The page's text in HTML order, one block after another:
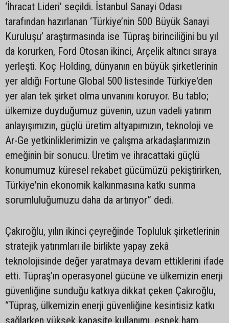
‘İhracat Lideri’ seçildi. İstanbul Sanayi Odası
tarafından hazırlanan ‘Türkiye’nin 500 Büyük Sanayi
Kuruluşu’ araştırmasında ise Tüpraş birinciliğini bu yıl
da korurken, Ford Otosan ikinci, Arçelik altıncı sıraya
yerleşti. Koç Holding, dünyanın en büyük şirketlerinin
yer aldığı Fortune Global 500 listesinde Türkiye'den
yer alan tek şirket olma unvanını koruyor. Bu tablo;
ülkemize duyduğumuz güvenin, uzun vadeli yatırım
anlayışımızın, güçlü üretim altyapımızın, teknoloji ve
Ar-Ge yetkinliklerimizin ve çalışma arkadaşlarımızın
emeğinin bir sonucu. Üretim ve ihracattaki güçlü
konumumuz küresel rekabet gücümüzü pekiştirirken,
Türkiye'nin ekonomik kalkınmasına katkı sunma
sorumluluğumuzu daha da artırıyor” dedi.
Çakıroğlu, yılın ikinci çeyreğinde Topluluk şirketlerinin
stratejik yatırımları ile birlikte yapay zekâ
teknolojisinde değer yaratmaya devam ettiklerini ifade
etti. Tüpraş’ın operasyonel gücüne ve ülkemizin enerji
güvenliğine sunduğu katkıya dikkat çeken Çakıroğlu,
“Tüpraş, ülkemizin enerji güvenliğine kesintisiz katkı
sağlarken yüksek kapasite kullanımı, esnek ham